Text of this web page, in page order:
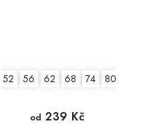
86 92
52 56 62 68 74 80
od 239 Kč